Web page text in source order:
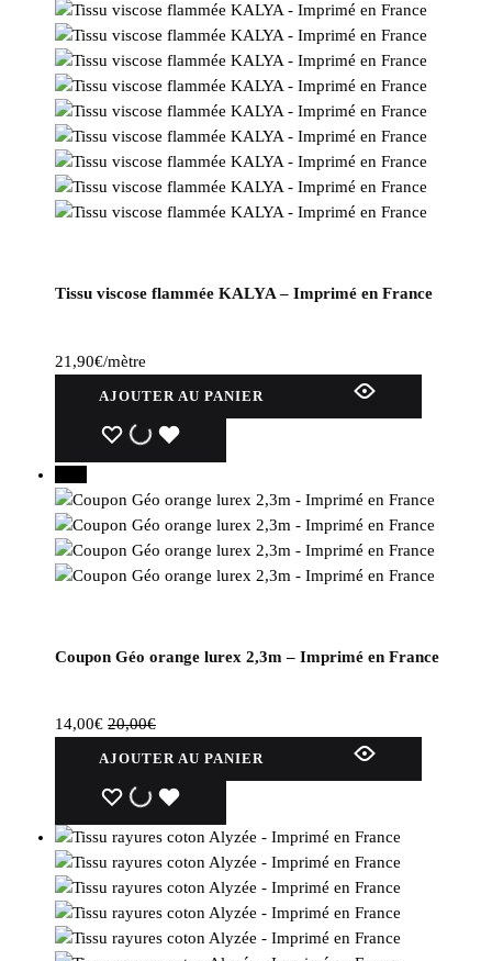
Tissu viscose flammée KALYA – Imprimé en France
21,90€/mètre
AJOUTER AU PANIER
WISHLIST
WISHLIST
Coupon Géo orange lurex 2,3m – Imprimé en France
14,00€ 20,00€
AJOUTER AU PANIER
WISHLIST
WISHLIST